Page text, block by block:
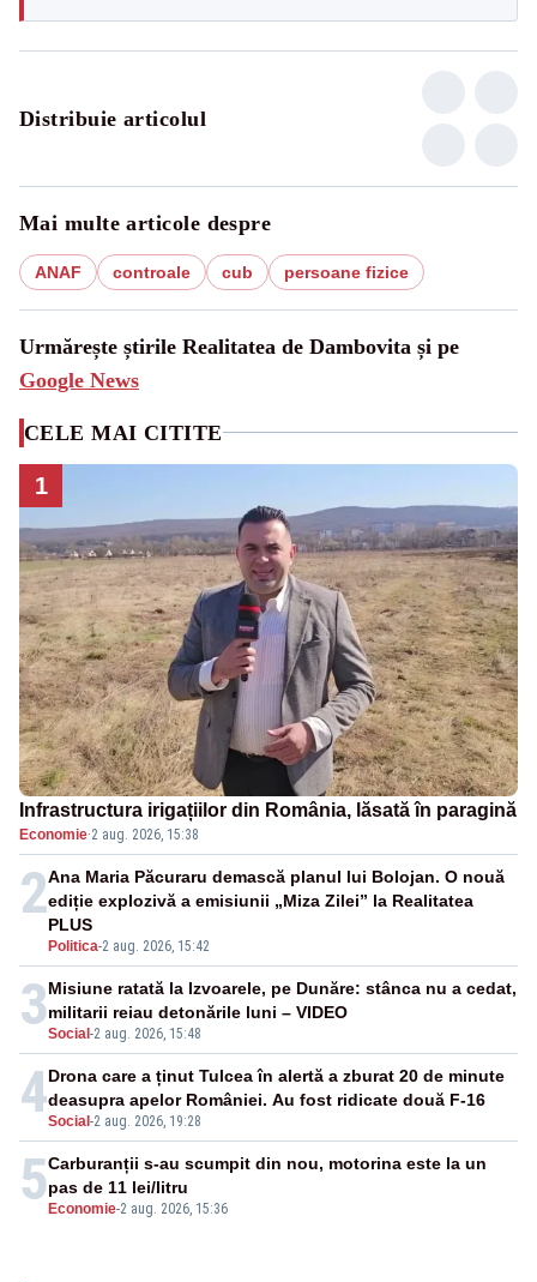
Distribuie articolul
Mai multe articole despre
ANAF controale cub persoane fizice
Urmărește știrile Realitatea de Dambovita și pe
Google News
CELE MAI CITITE
1
Infrastructura irigațiilor din România, lăsată în paragină
Economie·2 aug. 2026, 15:38
2
Politica-2 aug. 2026, 15:42
Ana Maria Păcuraru demască planul lui Bolojan. O nouă
ediție explozivă a emisiunii „Miza Zilei” la Realitatea
PLUS
3Social -2 aug. 2026, 15:48
Misiune ratată la Izvoarele, pe Dunăre: stânca nu a cedat,
militarii reiau detonările luni – VIDEO
4Social -2 aug. 2026, 19:28
Drona care a ținut Tulcea în alertă a zburat 20 de minute
deasupra apelor României. Au fost ridicate două F-16
5 Economie-2 aug. 2026, 15:36
Carburanții s-au scumpit din nou, motorina este la un
pas de 11 lei/litru